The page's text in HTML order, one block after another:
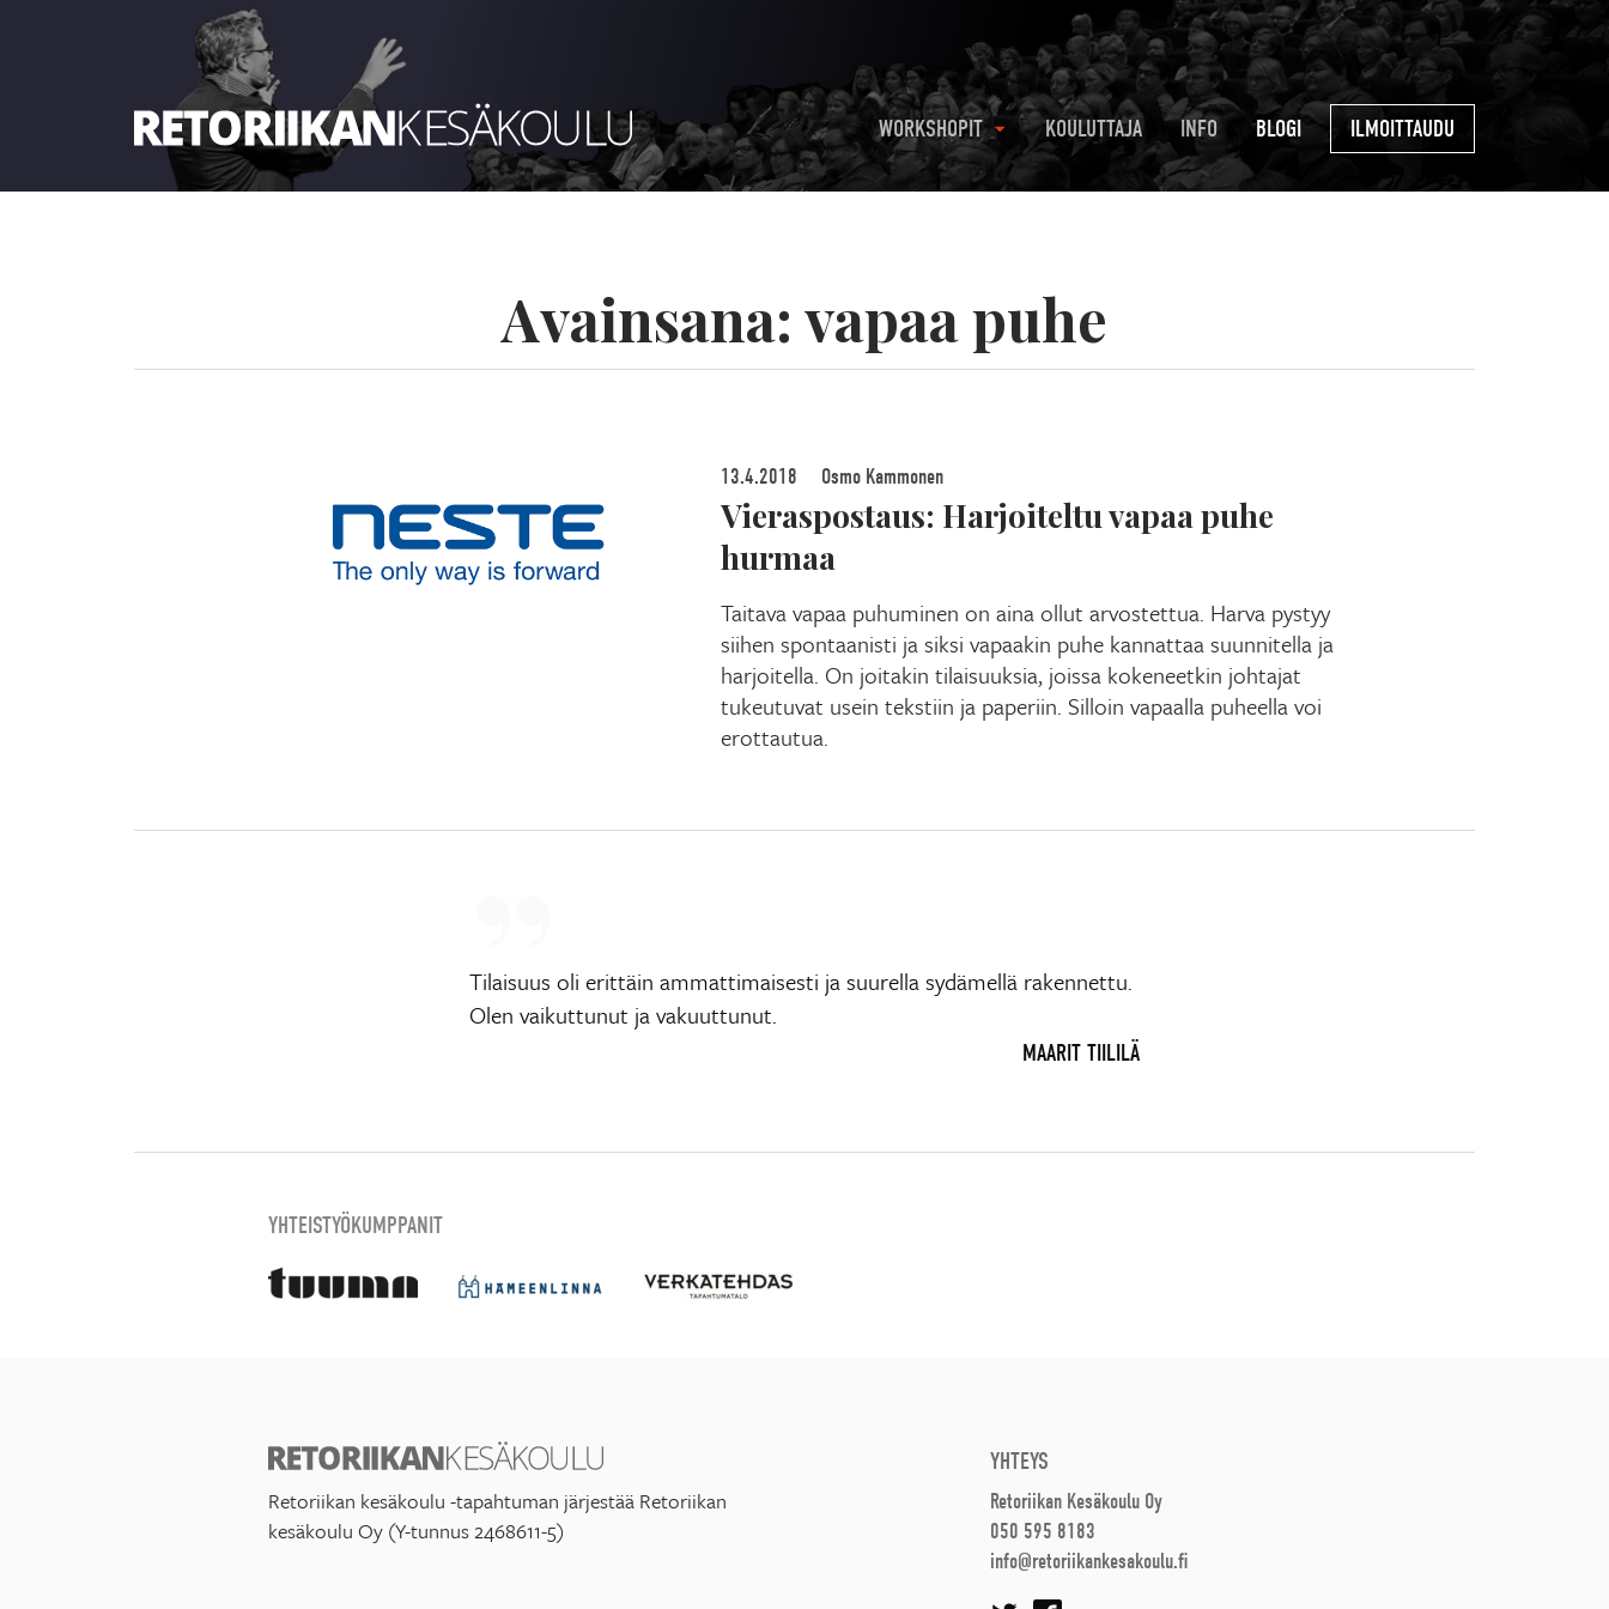
WORKSHOPIT KOULUTTAJA INFO BLOGI ILMOITTAUDU
Avainsana: vapaa puhe
13.4.2018 Osmo Kammonen
Vieraspostaus: Harjoiteltu vapaa puhe
hurmaa
Taitava vapaa puhuminen on aina ollut arvostettua. Harva pystyy
siihen spontaanisti ja siksi vapaakin puhe kannattaa suunnitella ja
harjoitella. On joitakin tilaisuuksia, joissa kokeneetkin johtajat
tukeutuvat usein tekstiin ja paperiin. Silloin vapaalla puheella voi
erottautua.
Tilaisuus oli erittäin ammattimaisesti ja suurella sydämellä rakennettu.
Olen vaikuttunut ja vakuuttunut.
MAARIT TIILILÄ
YHTEISTYÖKUMPPANIT
Retoriikan kesäkoulu -tapahtuman järjestää Retoriikan
kesäkoulu Oy (Y-tunnus 2468611-5)
YHTEYS
Retoriikan Kesäkoulu Oy
050 595 8183
info@retoriikankesakoulu.fi